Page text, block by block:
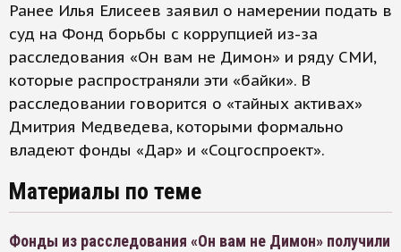
Ранее Илья Елисеев заявил о намерении подать в
суд на Фонд борьбы с коррупцией из-за
расследования «Он вам не Димон» и ряду СМИ,
которые распространяли эти «байки». В
расследовании говорится о «тайных активах»
Дмитрия Медведева, которыми формально
владеют фонды «Дар» и «Соцгоспроект».
Материалы по теме
Фонды из расследования «Он вам не Димон» получили